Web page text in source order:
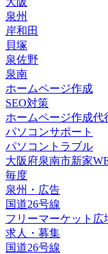
泉州
岸和田
貝塚
泉佐野
泉南
ホームページ作成
SEO対策
ホームページ作成代
パソコンサポート
パソコントラブル
大阪府泉南市新家
毎度
泉州・広告
国道26号線
フリーマーケット広
求人・募集
国道26号線